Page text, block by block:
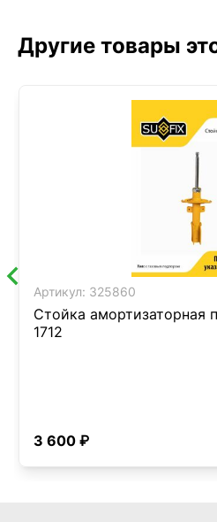
Другие товары
Артикул: 325860
Стойка амортизаторная
1712
3 600 ₽